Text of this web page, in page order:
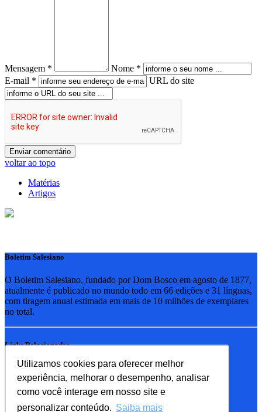
Utilizamos cookies para oferecer melhor
experiência, melhorar o desempenho, analisar
como você interage em nosso site e
personalizar conteúdo. Saiba mais
Mensagem *
Nome *
E-mail *
URL do site
voltar ao topo
Matérias
Artigos
Boletim Salesiano
O Boletim Salesiano, fundado por Dom Bosco em agosto de 1877,
atualmente é publicado no mundo todo em 66 edições e 31 línguas,
com tiragem anual estimada em mais de 10 milhões de exemplares
no total.
Links Relacionados
RSB - Rede Salesiana Brasil
EDEBE - Editora
UPV - União pela Vida